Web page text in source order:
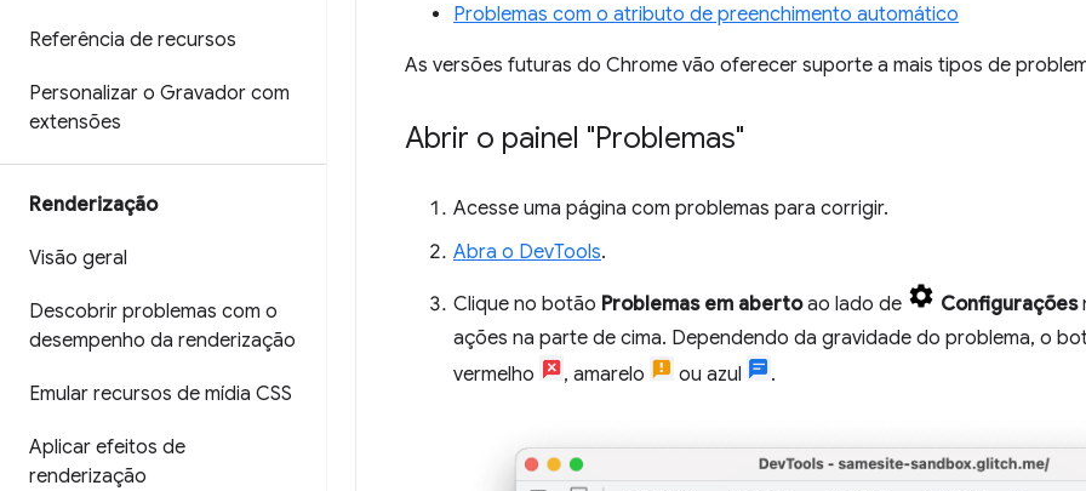
Referência de recursos
Personalizar o Gravador com
extensões
Renderização
Visão geral
Descobrir problemas com o
desempenho da renderização
Emular recursos de mídia CSS
Aplicar efeitos de
renderização
Problemas com o atributo de preenchimento automático
As versões futuras do Chrome vão oferecer suporte a mais tipos de
Abrir o painel "Problemas"
Acesse uma página com problemas para corrigir.
Abra o DevTools.
Clique no botão Problemas em abertoao lado de Configurações
ações na parte de cima. Dependendo da gravidade do problema, o
vermelho
, amarelo ou azul .